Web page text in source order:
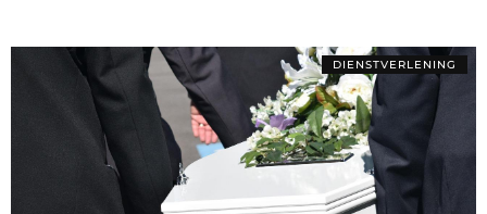
DIENSTVERLENING